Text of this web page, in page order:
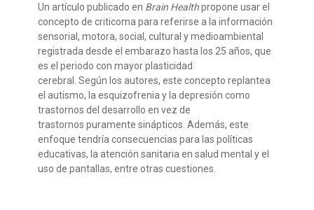
Un artículo publicado en Brain Healthpropone usar el
concepto de criticoma para referirse a la información
sensorial, motora, social, cultural y medioambiental
registrada desde el embarazo hasta los 25 años, que
es el periodo con mayor plasticidad
cerebral. Según los autores, este concepto replantea
el autismo, la esquizofrenia y la depresión como
trastornos del desarrollo en vez de
trastornos puramente sinápticos. Además, este
enfoque tendría consecuencias para las políticas
educativas, la atención sanitaria en salud mental y el
uso de pantallas, entre otras cuestiones.